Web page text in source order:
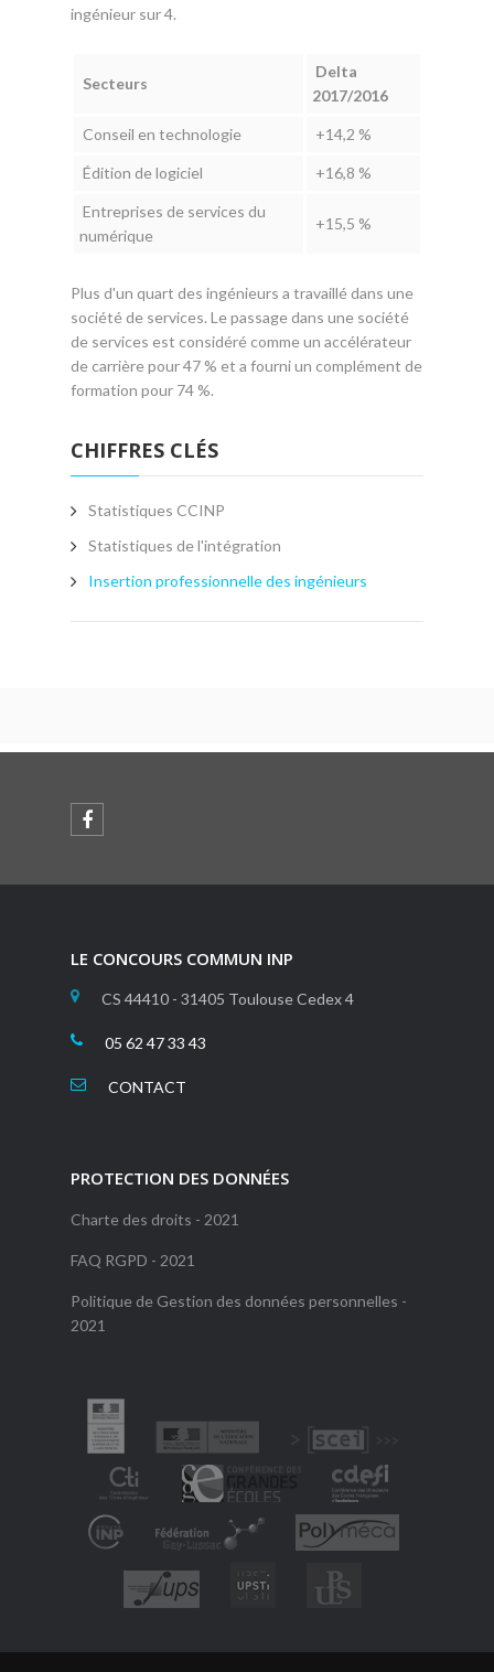
ingénieur sur 4.
Secteurs
Delta
2017/2016
Conseil en technologie +14,2 %
Édition de logiciel +16,8 %
Entreprises de services du
numérique
+15,5 %
Plus d'un quart des ingénieurs a travaillé dans une
société de services. Le passage dans une société
de services est considéré comme un accélérateur
de carrière pour 47 % et a fourni un complément de
formation pour 74 %.
CHIFFRES CLÉS
Statistiques CCINP
Statistiques de l'intégration
Insertion professionnelle des ingénieurs
LE CONCOURS COMMUN INP
CS 44410 - 31405 Toulouse Cedex 4
05 62 47 33 43
CONTACT
PROTECTION DES DONNÉES
Charte des droits - 2021
FAQ RGPD - 2021
Politique de Gestion des données personnelles -
2021